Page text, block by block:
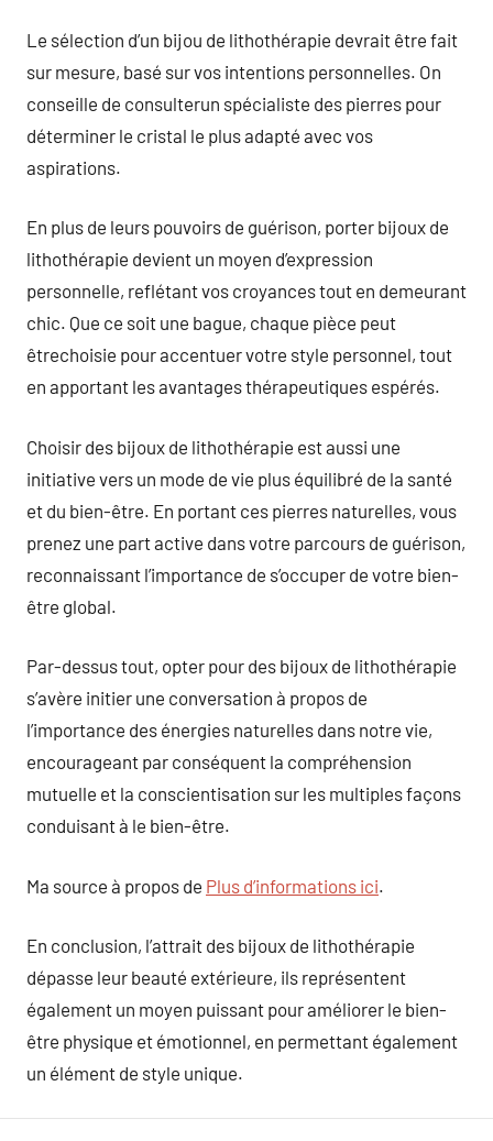
Le sélection d’un bijou de lithothérapie devrait être fait
sur mesure, basé sur vos intentions personnelles. On
conseille de consulterun spécialiste des pierres pour
déterminer le cristal le plus adapté avec vos
aspirations.
En plus de leurs pouvoirs de guérison, porter bijoux de
lithothérapie devient un moyen d’expression
personnelle, reflétant vos croyances tout en demeurant
chic. Que ce soit une bague, chaque pièce peut
êtrechoisie pour accentuer votre style personnel, tout
en apportant les avantages thérapeutiques espérés.
Choisir des bijoux de lithothérapie est aussi une
initiative vers un mode de vie plus équilibré de la santé
et du bien-être. En portant ces pierres naturelles, vous
prenez une part active dans votre parcours de guérison,
reconnaissant l’importance de s’occuper de votre bien-
être global.
Par-dessus tout, opter pour des bijoux de lithothérapie
s’avère initier une conversation à propos de
l’importance des énergies naturelles dans notre vie,
encourageant par conséquent la compréhension
mutuelle et la conscientisation sur les multiples façons
conduisant à le bien-être.
Ma source à propos de Plus d’informations ici.
En conclusion, l’attrait des bijoux de lithothérapie
dépasse leur beauté extérieure, ils représentent
également un moyen puissant pour améliorer le bien-
être physique et émotionnel, en permettant également
un élément de style unique.